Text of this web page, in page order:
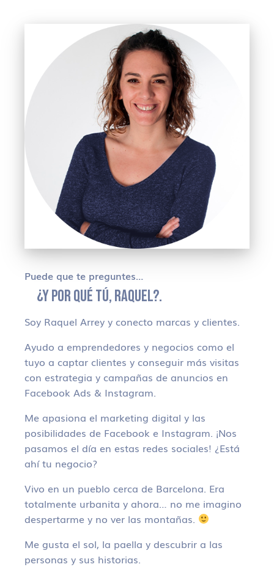
Puede que te preguntes…
¿Y POR QUÉ TÚ, RAQUEL?.
Soy Raquel Arrey y conecto marcas y clientes.
Ayudo a emprendedores y negocios como el
tuyo a captar clientes y conseguir más visitas
con estrategia y campañas de anuncios en
Facebook Ads & Instagram.
Me apasiona el marketing digital y las
posibilidades de Facebook e Instagram. ¡Nos
pasamos el día en estas redes sociales! ¿Está
ahí tu negocio?
Vivo en un pueblo cerca de Barcelona. Era
totalmente urbanita y ahora… no me imagino
despertarme y no ver las montañas.
Me gusta el sol, la paella y descubrir a las
personas y sus historias.